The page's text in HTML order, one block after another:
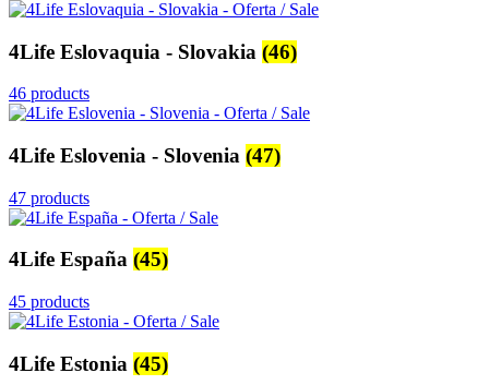
4Life Eslovaquia - Slovakia (46)
46 products
4Life Eslovenia - Slovenia (47)
47 products
4Life España (45)
45 products
4Life Estonia (45)